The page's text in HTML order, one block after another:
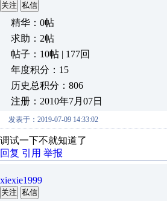
关注 私信
精华：0帖
求助：2帖
帖子：10帖 | 177回
年度积分：15
历史总积分：806
注册：2010年7月07日
发表于：2019-07-09 14:33:02
调试一下不就知道了
回复 引用 举报
xiexie1999
关注 私信